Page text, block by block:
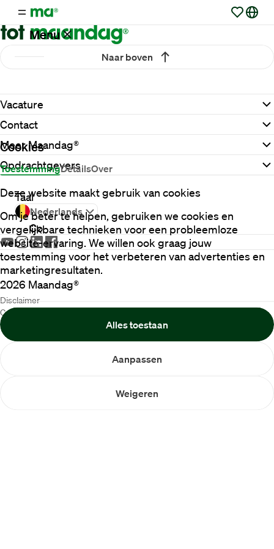
Menu
Werken
via
Maandag®
Opdrachtgevers
Contact
Cookies
ToestemmingDetailsOver
Deze website maakt gebruik van cookies
Om je beter te helpen, gebruiken we cookies en
vergelijkbare technieken voor een probleemloze
website-ervaring. We willen ook graag jouw
toestemming voor het verbeteren van advertenties en
marketingresultaten.
Weigeren
Aanpassen
Alles toestaan
Naar boven
Vacature
Contact
Meer Maandag®
Opdrachtgevers
Taal
Nederlands
2026 Maandag®
Disclaimer
Cookiebeleid
Privacybeleid